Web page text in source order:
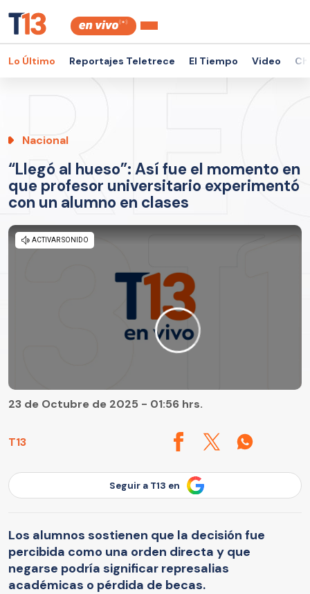
Lo Último Reportajes Teletrece El Tiempo Video
Nacional
“Llegó al hueso”: Así fue el momento en
que profesor universitario experimentó
con un alumno en clases
T13
23 de Octubre de 2025 - 01:56 hrs.
Seguir a T13 en
Los alumnos sostienen que la decisión fue
percibida como una orden directa y que
negarse podría significar represalias
académicas o pérdida de becas.